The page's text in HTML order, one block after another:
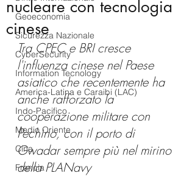
Geoeconomia
Sicurezza Nazionale
CyberSecurity
Information Tecnology
America-Latina e Caraibi (LAC)
Indo-Pacifico
Medio Oriente
Cina
Francia
nucleare con tecnologia
cinese
Tra CPEC e BRI cresce
l'influenza cinese nel Paese
asiatico che recentemente ha
anche rafforzato la
cooperazione militare con
Pechino, con il porto di
Gwadar sempre più nel mirino
della PLANavy